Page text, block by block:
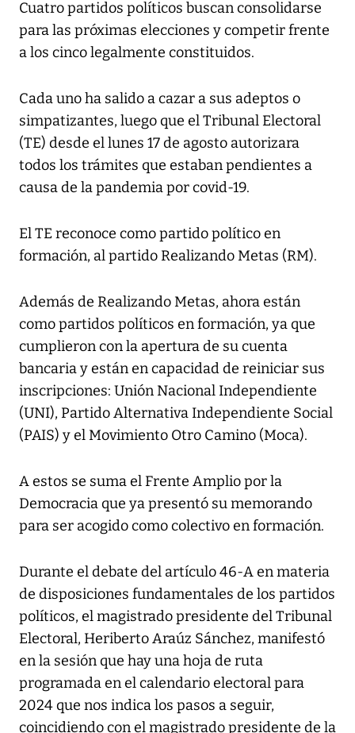
Cuatro partidos políticos buscan consolidarse
para las próximas elecciones y competir frente
a los cinco legalmente constituidos.
Cada uno ha salido a cazar a sus adeptos o
simpatizantes, luego que el Tribunal Electoral
(TE) desde el lunes 17 de agosto autorizara
todos los trámites que estaban pendientes a
causa de la pandemia por covid-19.
El TE reconoce como partido político en
formación, al partido Realizando Metas (RM).
Además de Realizando Metas, ahora están
como partidos políticos en formación, ya que
cumplieron con la apertura de su cuenta
bancaria y están en capacidad de reiniciar sus
inscripciones: Unión Nacional Independiente
(UNI), Partido Alternativa Independiente Social
(PAIS) y el Movimiento Otro Camino (Moca).
A estos se suma el Frente Amplio por la
Democracia que ya presentó su memorando
para ser acogido como colectivo en formación.
Durante el debate del artículo 46-A en materia
de disposiciones fundamentales de los partidos
políticos, el magistrado presidente del Tribunal
Electoral, Heriberto Araúz Sánchez, manifestó
en la sesión que hay una hoja de ruta
programada en el calendario electoral para
2024 que nos indica los pasos a seguir,
coincidiendo con el magistrado presidente de la